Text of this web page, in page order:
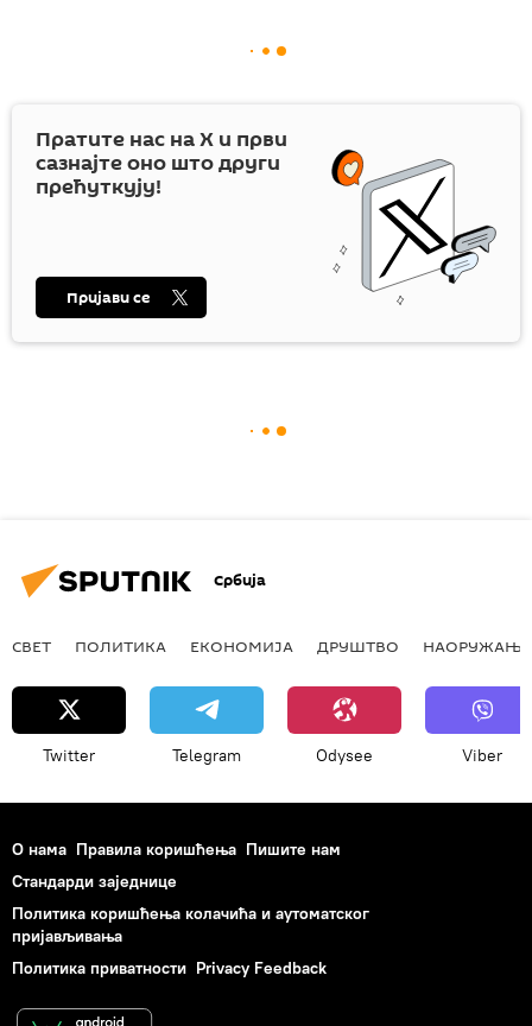
Пратите нас наX и први
сазнајте оно што други
прећуткују!
Пријави се
Србија
СВЕТ ПОЛИТИКА ЕКОНОМИЈА ДРУШТВО НАОРУЖАЊЕ
Twitter Telegram Odysee Viber
О нама Правила коришћења Пишите нам
Стандарди заједнице
Политика коришћења колачића и аутоматског
пријављивања
Политика приватности Privacy Feedback